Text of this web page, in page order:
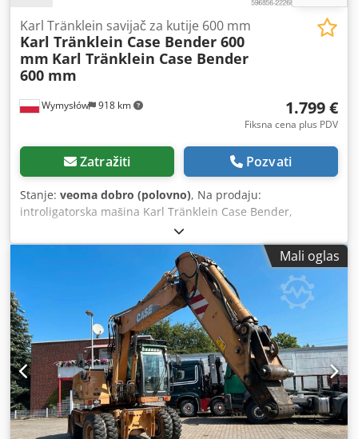
Wymysłów 918 km
Karl Tränklein savijač za kutije 600 mm
Karl Tränklein Case Bender 600
mm Karl Tränklein Case Bender
600 mm
1.799 €
Fiksna cena plus PDV
Zatražiti Pozvati
Stanje: veoma dobro (polovno), Na prodaju:
introligatorska mašina Karl Tränklein Case Bender,
namenjena za formiranje i savijanje hrbata korica knjiga u
tvrdom povezu. Uređaj daje koricama odgovarajući radijus,
što omogućava savršeno prilagođavanje bloku knjige.
Mašina je opremljena podesivim valjcima koji omogućavaju
prilagođavanje različitim debljinama korica. Čvrsta, livena
konstrukcija obezbeđuje visoku preciznost i dugovečnost.
Tehnički podaci: Dkodpfx Agjziwnbo Nor Proizvođač: Karl
Tränklein Tip: Case Bender / mašina za formiranje hrbata
Radna širina: cca 600 mm Podešavanje pritiska valjaka
Stabilna livena konstrukcija Električni pogon Radni sto
Stanje: polovna Primena: proizvodnja knjiga u tvrdom
povezu, knjigoveznice, štamparije, poligrafske firme,
proizvodnja albuma, kataloga i korica.
Mali oglas